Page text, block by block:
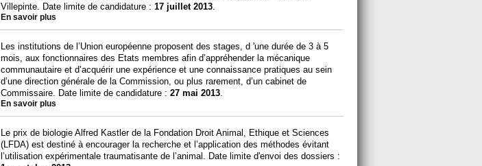
Villepinte. Date limite de candidature : 17 juillet 2013
En savoir plus
Les institutions de l’Union européenne proposent des stages, d 'une durée de 3 à 5
mois, aux fonctionnaires des Etats membres afin d’appréhender la mécanique
communautaire et d’acquérir une expérience et une connaissance pratiques au sein
d’une direction générale de la Commission, ou plus rarement, d’un cabinet de
Commissaire. Date limite de candidature : 27 mai 2013
En savoir plus
Le prix de biologie Alfred Kastler de la Fondation Droit Animal, Ethique et Sciences
(LFDA) est destiné à encourager la recherche et l’application des méthodes évitant
l’utilisation expérimentale traumatisante de l’animal. Date limite d'envoi des dossiers :